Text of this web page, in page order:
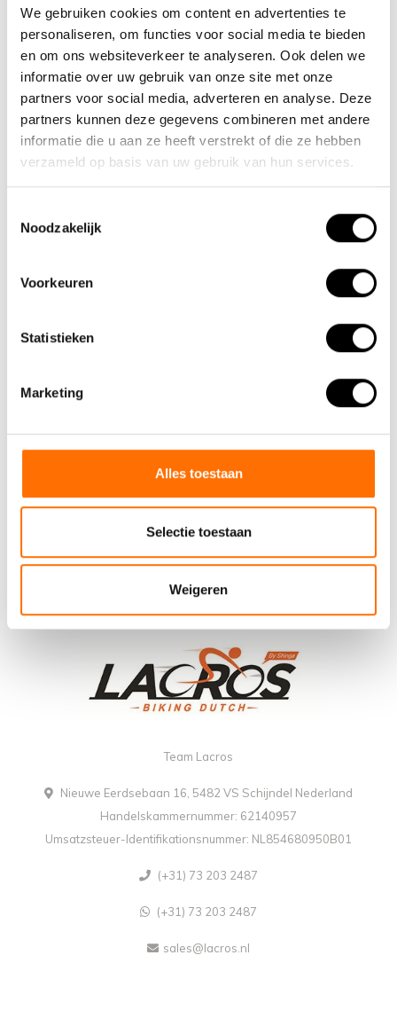
We gebruiken cookies om content en advertenties te
personaliseren, om functies voor social media te bieden
en om ons websiteverkeer te analyseren. Ook delen we
informatie over uw gebruik van onze site met onze
partners voor social media, adverteren en analyse. Deze
partners kunnen deze gegevens combineren met andere
informatie die u aan ze heeft verstrekt of die ze hebben
verzameld op basis van uw gebruik van hun services.
Noodzakelijk
Voorkeuren
Statistieken
Marketing
Alles toestaan
Selectie toestaan
Weigeren
Über den Lacros Trotter
Die elektrischen Falträder Lacros Trotter sind mit einem
leistungsstarken 250W Bafang Hinterradmotor und einem
effizienten und starken Akku ausgestattet. So radelst du mühelos
bei Wind und Steigungen. Das Fahrrad ist mit einem robusten
Rahmen ausgestattet, der es praktisch unzerstörbar macht. Der
Fahrrad nach Ihren Wünschen gestalten.
zusammenfalten und in Ihrem Wohnmobil oder im Kofferraum des
Autos verstauen können. Besuchen Sie unseren Showroom und
Team Lacros
Nieuwe Eerdsebaan 16, 5482 VS Schijndel Nederland
Handelskammernummer: 62140957
Umsatzsteuer-Identifikationsnummer: NL854680950B01
(+31) 73 203 2487
(+31) 73 203 2487
sales@lacros.nl